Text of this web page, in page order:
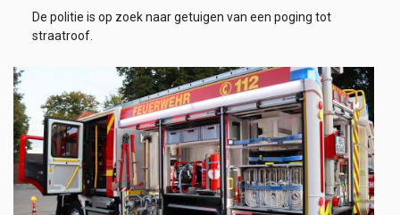
De politie is op zoek naar getuigen van een poging tot
straatroof.